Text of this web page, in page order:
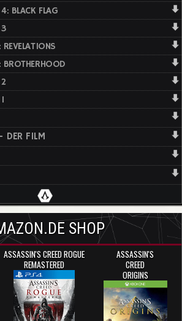
BLACK FLAG
DER FILM
SHOP
ASSASSIN'S CREED ROGUE
REMASTERED
ASSASSIN'S
CREED
ORIGINS